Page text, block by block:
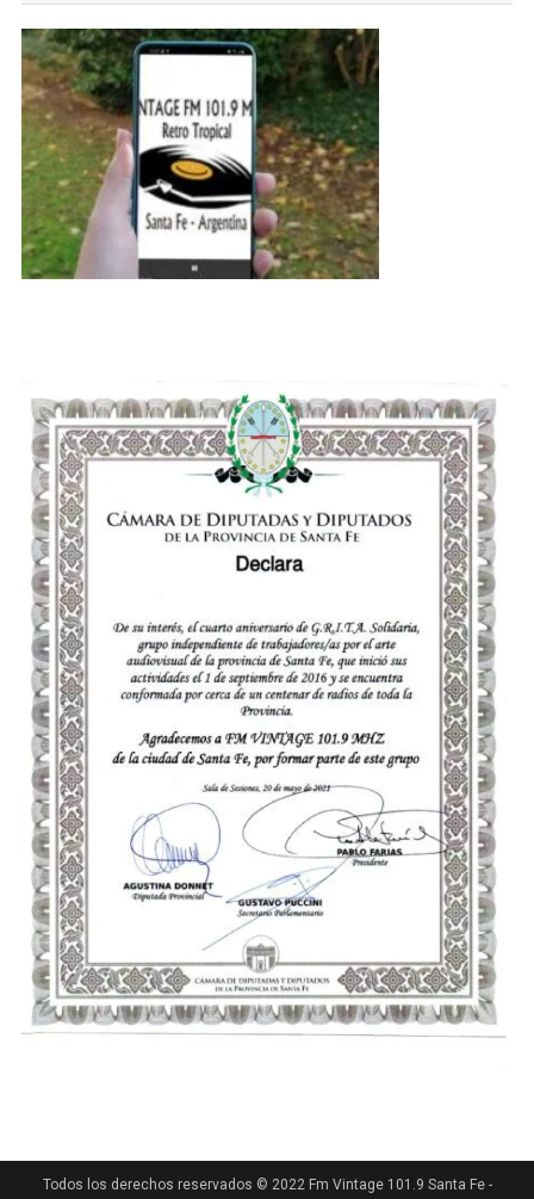
Todos los derechos reservados © 2022 Fm Vintage 101.9 Santa Fe -